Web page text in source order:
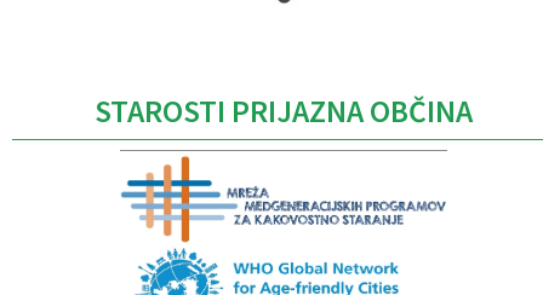
STAROSTI PRIJAZNA OBČINA